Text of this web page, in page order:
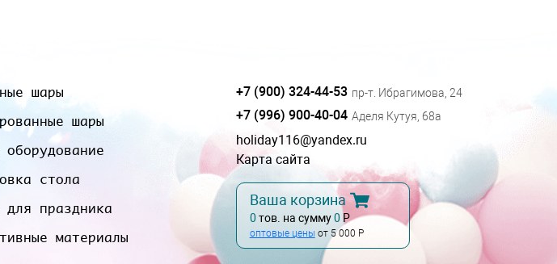
шары
шары
стола
для праздника
материалы
+7 (900) 324-44-53 пр-т. Ибрагимова, 24
+7 (996) 900-40-04 Аделя Кутуя, 68а
holiday116@yandex.ru
Карта сайта
Ваша корзина
0 тов. на сумму0 Р
оптовые цены от 5 000 Р